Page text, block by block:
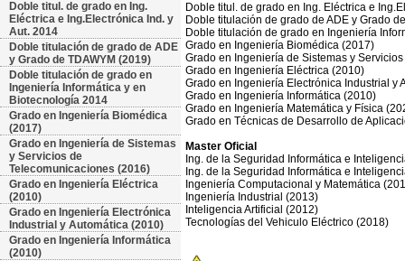
Doble titul. de grado en Ing.
Eléctrica e Ing.Electrónica Ind. y
Aut. 2014
Doble titulación de grado de ADE
y Grado de TDAWYM (2019)
Doble titulación de grado en
Ingeniería Informática y en
Biotecnología 2014
Grado en Ingeniería Biomédica
(2017)
Grado en Ingeniería de Sistemas
y Servicios de
Telecomunicaciones (2016)
Grado en Ingeniería Eléctrica
(2010)
Grado en Ingeniería Electrónica
Industrial y Automática (2010)
Grado en Ingeniería Informática
(2010)
Doble titul. de grado en Ing. Eléctrica e
Doble titulación de grado de ADE y Grado
Doble titulación de grado en Ingeniería
Grado en Ingeniería Biomédica (2017)
Grado en Ingeniería de Sistemas y
Grado en Ingeniería Eléctrica (2010)
Grado en Ingeniería Electrónica Industrial y
Grado en Ingeniería Informática (2010)
Grado en Ingeniería Matemática y Física
Grado en Técnicas de Desarrollo de
Master Oficial
Ing. de la Seguridad Informática e
Ing. de la Seguridad Informática e
Ingeniería Computacional y Matemática
Ingeniería Industrial (2013)
Inteligencia Artificial (2012)
Tecnologías del Vehiculo Eléctrico (2018)